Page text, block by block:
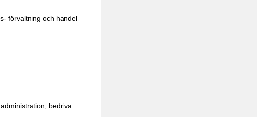
förvaltning och handel
bedriva